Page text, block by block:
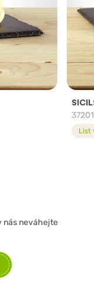
37201
List
nás neváhejte